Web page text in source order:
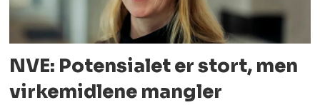
NVE: Potensialet er stort, men
virkemidlene mangler